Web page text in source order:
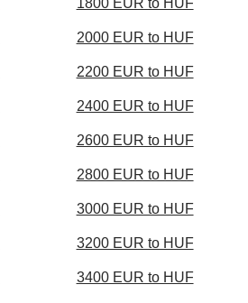
1800 EUR to HUF
2000 EUR to HUF
2200 EUR to HUF
2400 EUR to HUF
2600 EUR to HUF
2800 EUR to HUF
3000 EUR to HUF
3200 EUR to HUF
3400 EUR to HUF